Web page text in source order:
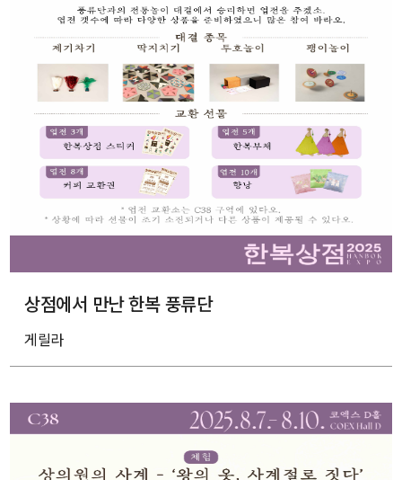
상점에서 만난 한복 풍류단
게릴라